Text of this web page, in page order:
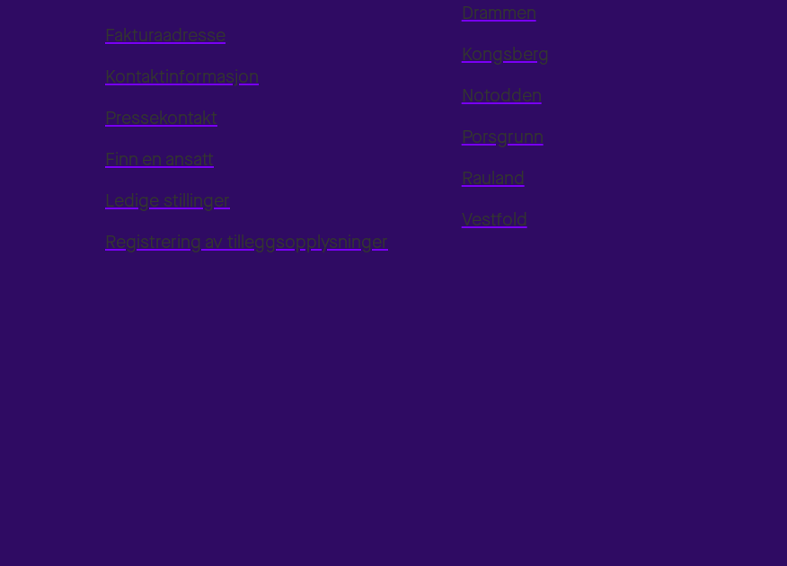
Fakturaadresse
Kontaktinformasjon
Pressekontakt
Finn en ansatt
Ledige stillinger
Registrering av tilleggsopplysninger
Drammen
Kongsberg
Notodden
Porsgrunn
Rauland
Vestfold